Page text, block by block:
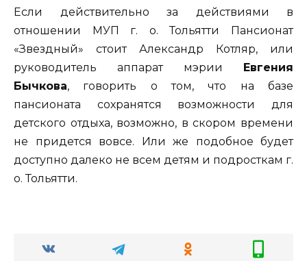
Если действительно за действиями в
отношении МУП г. о. Тольятти Пансионат
«Звездный» стоит Александр Котляр, или
руководитель аппарат мэрии
Евгения
Бычкова, говорить о том, что на базе
пансионата сохранятся возможности для
детского отдыха, возможно, в скором времени
не придется вовсе. Или же подобное будет
доступно далеко не всем детям и подросткам г.
о. Тольятти.